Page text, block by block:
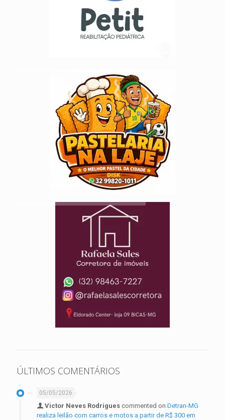
ÚLTIMOS COMENTÁRIOS
05/05/2026
Victor Neves Rodrigues commented on Detran-MG
realiza leilão com carros e motos a partir de R$ 300 em